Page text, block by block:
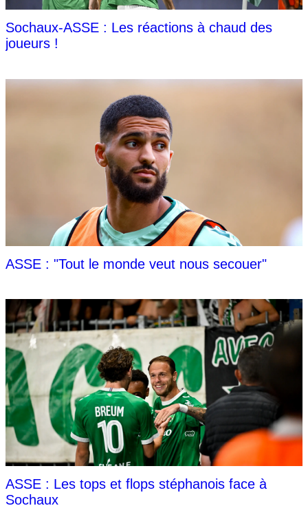
Sochaux-ASSE : Les réactions à chaud des
joueurs !
ASSE : "Tout le monde veut nous secouer"
ASSE : Les tops et flops stéphanois face à
Sochaux